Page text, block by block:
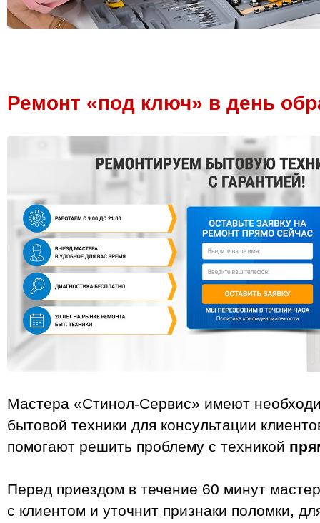
Ремонт «под ключ» в день
Мастера «Стинол-Сервис» имеют
бытовой техники для консультации
помогают решить проблему с техникой
Перед приездом в течение 60 минут
с клиентом и уточнит признаки поломки,